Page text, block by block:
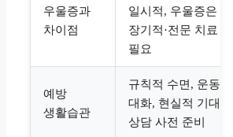
우울증과
차이점
일시적, 우울증은
장기적·전문 치료
필요
예방
생활습관
규칙적 수면, 운동,
대화, 현실적 기대,
상담 사전 준비